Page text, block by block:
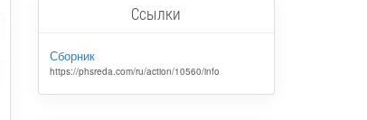
Ссылки
Сборник
https://phsreda.com/ru/action/10560/info